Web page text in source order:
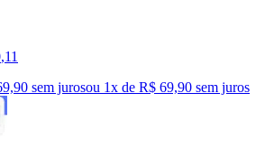
,11
sem jurosou 1x de R$ 69,90 sem juros